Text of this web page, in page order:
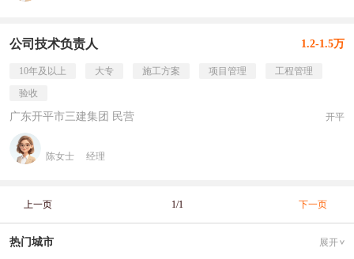
公司技术负责人 1.2-1.5万
10年及以上 大专 施工方案 项目管理
工程管理
验收
广东开平市三建集团 民营 开平
陈女士 经理
上一页 1/1 下一页
热门城市 展开